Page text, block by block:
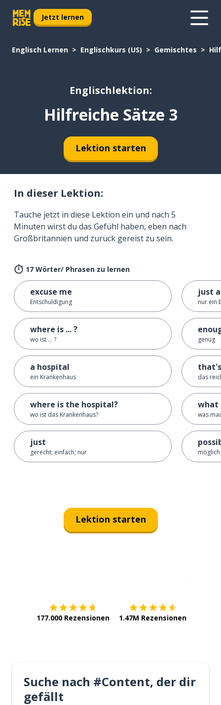
Jetzt lernen
Englisch Lernen Englischkurs (US) Gemischtes
Englischlektion:
Hilfreiche Sätze 3
Lektion starten
In dieser Lektion:
Tauche jetzt in diese Lektion ein und nach 5
Minuten wirst du das Gefühl haben, eben nach
Großbritannien und zurück gereist zu sein.
17 Wörter/ Phrasen zu lernen
excuse me
Entschuldigung
where is ... ?
wo ist ... ?
a hospital
ein Krankenhaus
where is the hospital?
wo ist das Krankenhaus?
just
gerecht; einfach; nur
just
nur ein
genug
das
what
was
möglich
Lektion starten
177.000 Rezensionen 1.47M Rezensionen
Suche nach #Content, der dir
gefällt